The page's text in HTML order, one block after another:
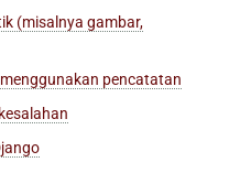
(misalnya gambar,
pencatatan